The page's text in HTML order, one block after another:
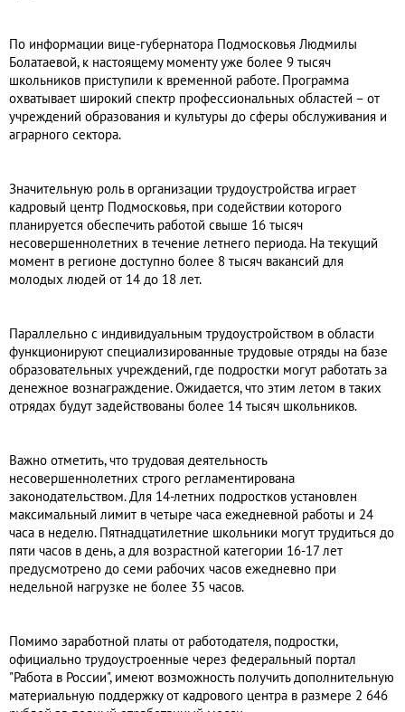
По информации вице-губернатора Подмосковья Людмилы
Болатаевой, к настоящему моменту уже более 9 тысяч
школьников приступили к временной работе. Программа
охватывает широкий спектр профессиональных областей – от
учреждений образования и культуры до сферы обслуживания и
аграрного сектора.
Значительную роль в организации трудоустройства играет
кадровый центр Подмосковья, при содействии которого
планируется обеспечить работой свыше 16 тысяч
несовершеннолетних в течение летнего периода. На текущий
момент в регионе доступно более 8 тысяч вакансий для
молодых людей от 14 до 18 лет.
Параллельно с индивидуальным трудоустройством в области
функционируют специализированные трудовые отряды на базе
образовательных учреждений, где подростки могут работать за
денежное вознаграждение. Ожидается, что этим летом в таких
отрядах будут задействованы более 14 тысяч школьников.
Важно отметить, что трудовая деятельность
несовершеннолетних строго регламентирована
законодательством. Для 14-летних подростков установлен
максимальный лимит в четыре часа ежедневной работы и 24
часа в неделю. Пятнадцатилетние школьники могут трудиться до
пяти часов в день, а для возрастной категории 16-17 лет
предусмотрено до семи рабочих часов ежедневно при
недельной нагрузке не более 35 часов.
Помимо заработной платы от работодателя, подростки,
официально трудоустроенные через федеральный портал
"Работа в России", имеют возможность получить дополнительную
материальную поддержку от кадрового центра в размере 2 646